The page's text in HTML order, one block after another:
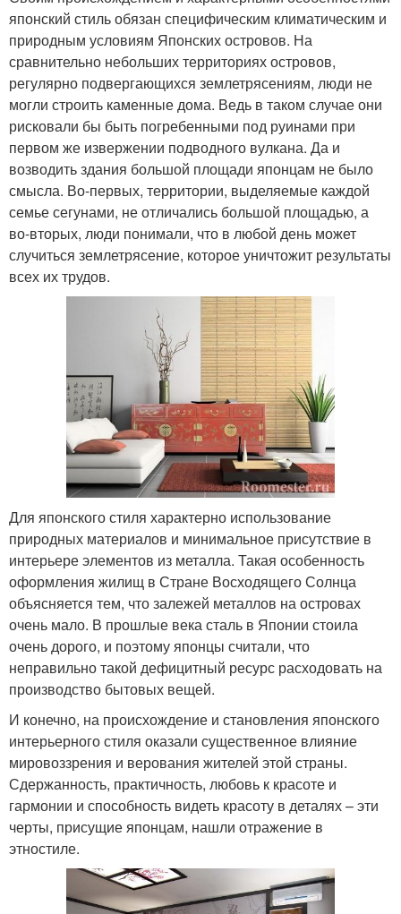
японский стиль обязан специфическим климатическим и
природным условиям Японских островов. На
сравнительно небольших территориях островов,
регулярно подвергающихся землетрясениям, люди не
могли строить каменные дома. Ведь в таком случае они
рисковали бы быть погребенными под руинами при
первом же извержении подводного вулкана. Да и
возводить здания большой площади японцам не было
смысла. Во-первых, территории, выделяемые каждой
семье сегунами, не отличались большой площадью, а
во-вторых, люди понимали, что в любой день может
случиться землетрясение, которое уничтожит результаты
всех их трудов.
Для японского стиля характерно использование
природных материалов и минимальное присутствие в
интерьере элементов из металла. Такая особенность
оформления жилищ в Стране Восходящего Солнца
объясняется тем, что залежей металлов на островах
очень мало. В прошлые века сталь в Японии стоила
очень дорого, и поэтому японцы считали, что
неправильно такой дефицитный ресурс расходовать на
производство бытовых вещей.
И конечно, на происхождение и становления японского
интерьерного стиля оказали существенное влияние
мировоззрения и верования жителей этой страны.
Сдержанность, практичность, любовь к красоте и
гармонии и способность видеть красоту в деталях – эти
черты, присущие японцам, нашли отражение в
этностиле.